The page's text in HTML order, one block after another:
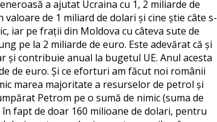
a ajutat Ucraina cu 1, 2 miliarde de
de 1 miliard de dolari și cine știe câte s-
iar pe frații din Moldova cu câteva sute de
pe la 2 miliarde de euro. Este adevărat că și
contribuie anual la bugetul UE. Anul acesta
de euro. Și ce eforturi am făcut noi românii
marea majoritate a resurselor de petrol și
Petrom pe o sumă de nimic (suma de
fapt de doar 160 milioane de dolari, pentru